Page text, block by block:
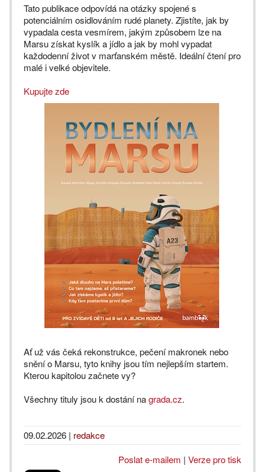
Tato publikace odpovídá na otázky spojené s
potenciálním osidlováním rudé planety. Zjistíte, jak by
vypadala cesta vesmírem, jakým způsobem lze na
Marsu získat kyslík a jídlo a jak by mohl vypadat
každodenní život v marťanském městě. Ideální čtení pro
malé i velké objevitele.
Kupujte zde
Ať už vás čeká rekonstrukce, pečení makronek nebo
snění o Marsu, tyto knihy jsou tím nejlepším startem.
Kterou kapitolou začnete vy?
Všechny tituly jsou k dostání nagrada.cz.
09.02.2026 | redakce
Poslat e-mailem | Verze pro tisk